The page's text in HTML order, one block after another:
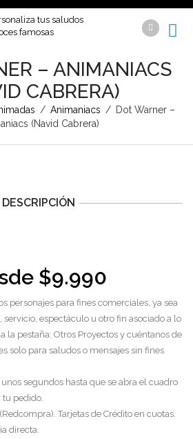
– ANIMANIACS
CABRERA)
/ Animaniacs / Dot Warner –
(Navid Cabrera)
DESCRIPCIÓN
$9.990
personajes para fines comerciales, ya sea
espectáculo u otro fin asociado a lo
la pestaña: Otros Proyectos y cuéntanos de
solo para saludos o mensajes sin fines
segundos hasta que se abra el cuadro
tu pedido.
Tarjetas de Crédito en cuotas.
directa.